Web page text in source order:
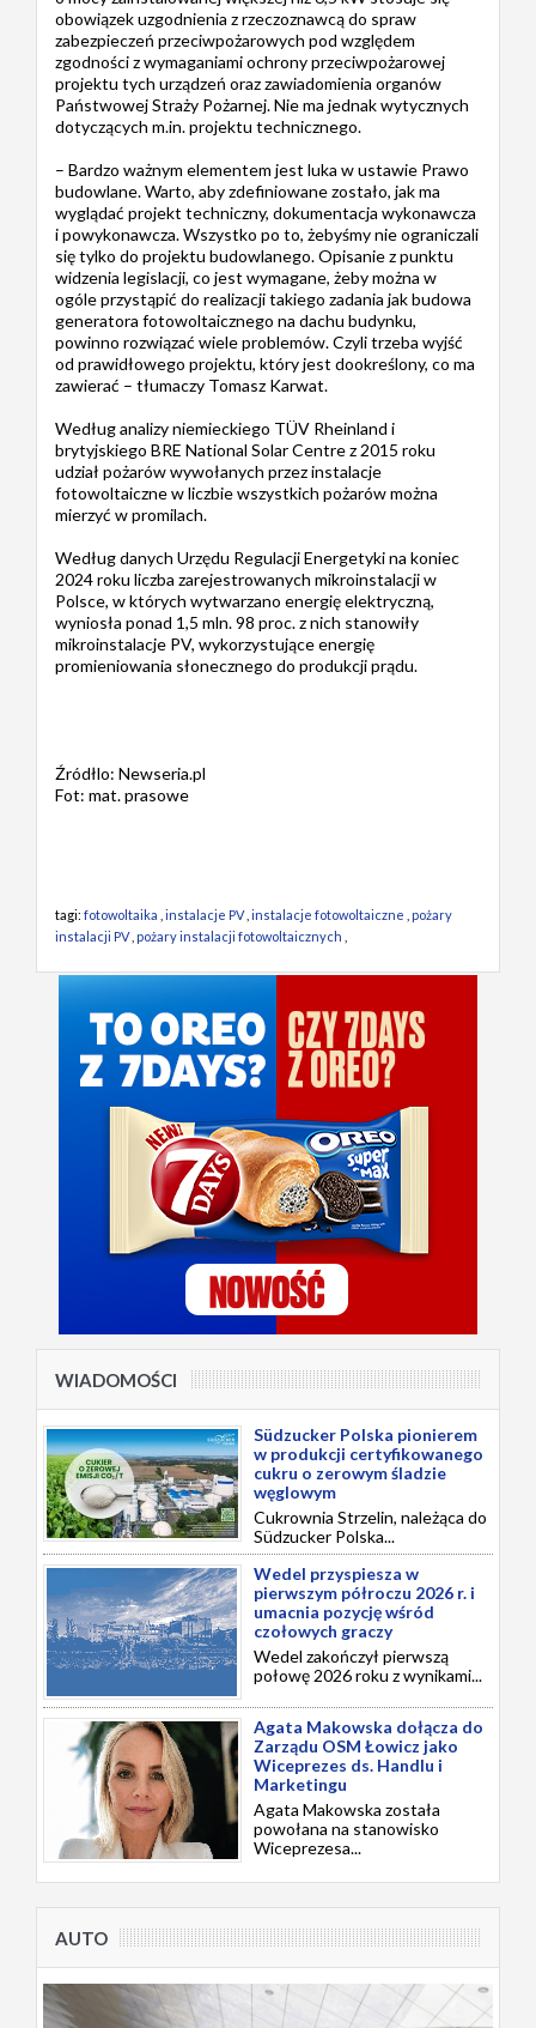
obowiązek uzgodnienia z rzeczoznawcą do spraw
zabezpieczeń przeciwpożarowych pod względem
zgodności z wymaganiami ochrony przeciwpożarowej
projektu tych urządzeń oraz zawiadomienia organów
Państwowej Straży Pożarnej. Nie ma jednak wytycznych
dotyczących m.in. projektu technicznego.
– Bardzo ważnym elementem jest luka w ustawie Prawo
budowlane. Warto, aby zdefiniowane zostało, jak ma
wyglądać projekt techniczny, dokumentacja wykonawcza
i powykonawcza. Wszystko po to, żebyśmy nie ograniczali
się tylko do projektu budowlanego. Opisanie z punktu
widzenia legislacji, co jest wymagane, żeby można w
ogóle przystąpić do realizacji takiego zadania jak budowa
generatora fotowoltaicznego na dachu budynku,
powinno rozwiązać wiele problemów. Czyli trzeba wyjść
od prawidłowego projektu, który jest dookreślony, co ma
zawierać – tłumaczy Tomasz Karwat.
Według analizy niemieckiego TÜV Rheinland i
brytyjskiego BRE National Solar Centre z 2015 roku
udział pożarów wywołanych przez instalacje
fotowoltaiczne w liczbie wszystkich pożarów można
mierzyć w promilach.
Według danych Urzędu Regulacji Energetyki na koniec
2024 roku liczba zarejestrowanych mikroinstalacji w
Polsce, w których wytwarzano energię elektryczną,
wyniosła ponad 1,5 mln. 98 proc. z nich stanowiły
mikroinstalacje PV, wykorzystujące energię
promieniowania słonecznego do produkcji prądu.
Źródłlo: Newseria.pl
Fot: mat. prasowe
tagi: fotowoltaika instalacje PV, instalacje fotowoltaiczne
pożary
instalacji PV, pożary instalacji fotowoltaicznych
WIADOMOŚCI
Südzucker Polska pionierem
w produkcji certyfikowanego
cukru o zerowym śladzie
węglowym
Cukrownia Strzelin, należąca do
Südzucker Polska...
Wedel przyspiesza w
pierwszym półroczu 2026 r. i
umacnia pozycję wśród
czołowych graczy
Wedel zakończył pierwszą
połowę 2026 roku z wynikami...
Agata Makowska dołącza do
Zarządu OSM Łowicz jako
Wiceprezes ds. Handlu i
Marketingu
Agata Makowska została
powołana na stanowisko
Wiceprezesa...
AUTO